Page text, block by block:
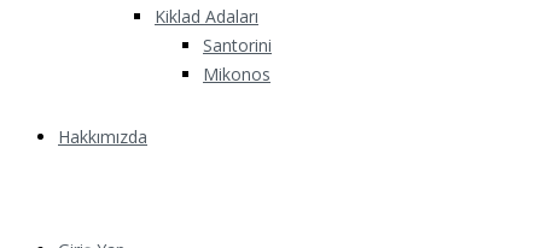
Kiklad Adaları
Santorini
Mikonos
Hakkımızda